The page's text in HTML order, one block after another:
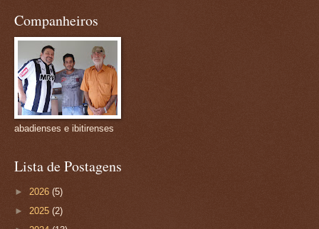
Companheiros
abadienses e ibitirenses
Lista de Postagens
► 2026 (5)
► 2025 (2)